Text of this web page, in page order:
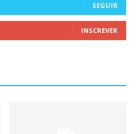
SEGUIR
INSCREVER